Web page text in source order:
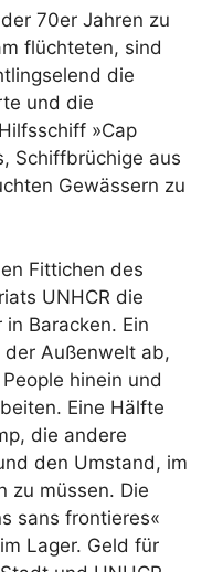
70er Jahren zu
flüchteten, sind
die
und die
»Cap
Schiffbrüchige aus
Gewässern zu
Fittichen des
UNHCR die
Baracken. Ein
Außenwelt ab,
hinein und
Eine Hälfte
die andere
den Umstand, im
zu müssen. Die
sans frontieres«
Lager. Geld für